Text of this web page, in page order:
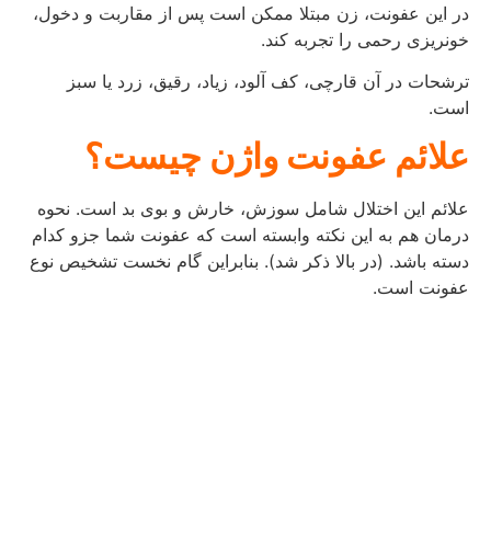
در این عفونت، زن مبتلا ممکن است پس از مقاربت و دخول،
خونریزی رحمی را تجربه کند.
ترشحات در آن قارچی، کف آلود، زیاد، رقیق، زرد یا سبز
است.
علائم عفونت واژن چیست؟
علائم این اختلال شامل سوزش، خارش و بوی بد است. نحوه
درمان هم به این نکته وابسته است که عفونت شما جزو کدام
دسته باشد. (در بالا ذکر شد). بنابراین گام نخست تشخیص نوع
عفونت است.